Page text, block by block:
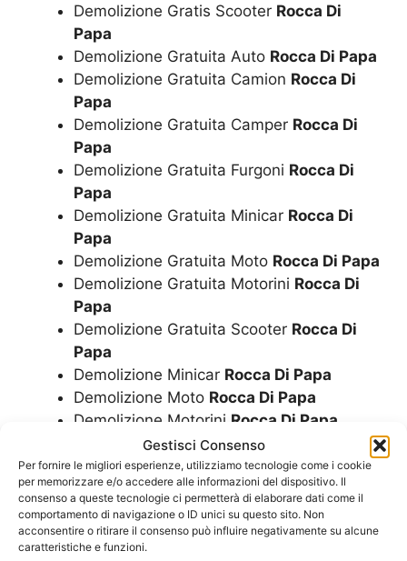
Gestisci Consenso
Per fornire le migliori esperienze, utilizziamo tecnologie come i cookie
per memorizzare e/o accedere alle informazioni del dispositivo. Il
consenso a queste tecnologie ci permetterà di elaborare dati come il
comportamento di navigazione o ID unici su questo sito. Non
acconsentire o ritirare il consenso può influire negativamente su alcune
caratteristiche e funzioni.
Demolizione Gratis Scooter Rocca Di
Papa
Demolizione Gratuita Auto Rocca Di Papa
Demolizione Gratuita Camion Rocca Di
Papa
Demolizione Gratuita Camper Rocca Di
Papa
Demolizione Gratuita Furgoni Rocca Di
Papa
Demolizione Gratuita Minicar Rocca Di
Papa
Demolizione Gratuita Moto Rocca Di Papa
Demolizione Gratuita Motorini Rocca Di
Papa
Demolizione Gratuita Scooter Rocca Di
Papa
Demolizione Minicar Rocca Di Papa
Demolizione Moto Rocca Di Papa
Demolizione Motorini Rocca Di Papa
Demolizione ScooterRocca Di Papa
Pratiche Di Cancellazione PRA Auto
Rocca Di Papa
Pratiche Di Cancellazione PRA Camion
Rocca Di Papa
Pratiche Di Cancellazione PRA Camper